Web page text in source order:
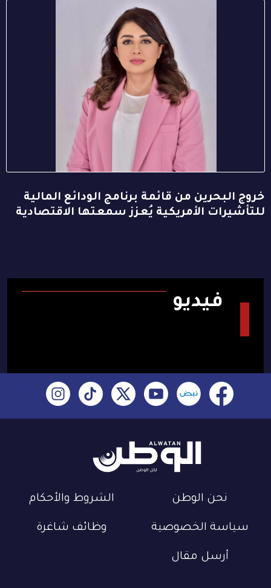
خروج البحرين من قائمة برنامج الودائع المالية
للتأشيرات الأمريكية يُعزز سمعتها الاقتصادية
فيديو
نحن الوطن الشروط والأحكام
سياسة الخصوصية وظائف شاغرة
أرسل مقال